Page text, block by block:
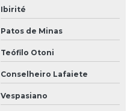
Ibirité
Patos de Minas
Teófilo Otoni
Conselheiro Lafaiete
Vespasiano